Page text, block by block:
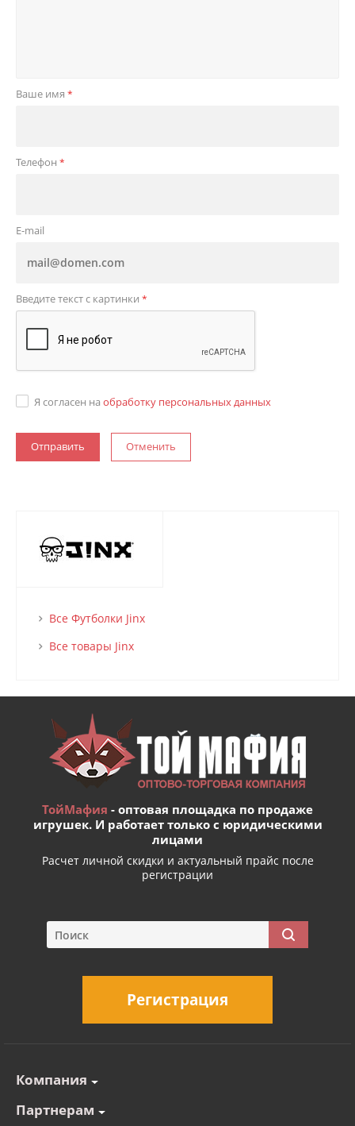
Ваше имя *
Телефон *
E-mail
Введите текст с картинки *
Я согласен на обработку персональных данных
Отменить
Все Футболки Jinx
Все товары Jinx
ТойМафия - оптовая площадка по продаже
игрушек. И работает только с юридическими
лицами
Расчет личной скидки и актуальный прайс после
регистрации
Регистрация
Компания
Партнерам